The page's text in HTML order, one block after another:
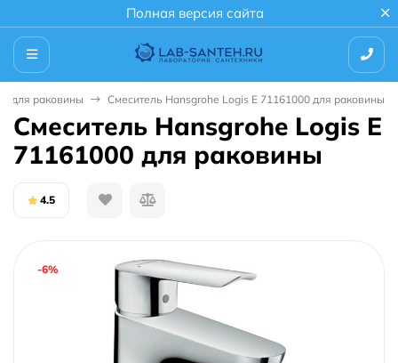
Полная версия сайта
для раковины Смеситель Hansgrohe Logis E 71161000 для раковины
Смеситель Hansgrohe Logis E
71161000 для раковины
4.5
-6%